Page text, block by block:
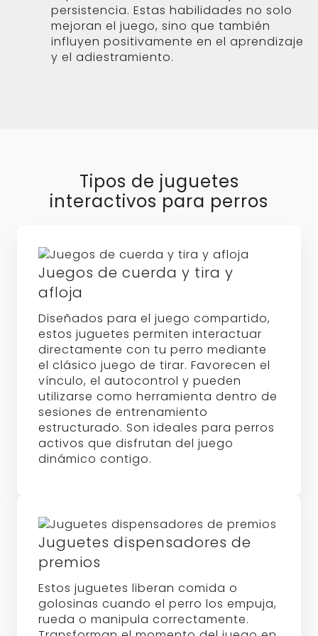
persistencia. Estas habilidades no solo
mejoran el juego, sino que también
influyen positivamente en el aprendizaje
y el adiestramiento.
Tipos de juguetes
interactivos para perros
Juegos de cuerda y tira y
afloja
Diseñados para el juego compartido,
estos juguetes permiten interactuar
directamente con tu perro mediante
el clásico juego de tirar. Favorecen el
vínculo, el autocontrol y pueden
utilizarse como herramienta dentro de
sesiones de entrenamiento
estructurado. Son ideales para perros
activos que disfrutan del juego
dinámico contigo.
Juguetes dispensadores de
premios
Estos juguetes liberan comida o
golosinas cuando el perro los empuja,
rueda o manipula correctamente.